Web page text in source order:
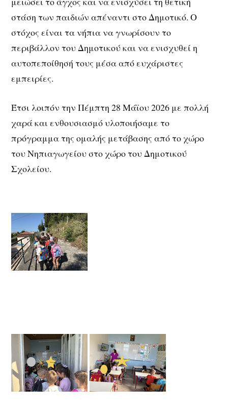
στάση των παιδιών απέναντι στο Δημοτικό. Ο
στόχος είναι τα νήπια να γνωρίσουν το
περιβάλλον του Δημοτικού και να ενισχυθεί η
αυτοπεποίθησή τους μέσα από ευχάριστες
εμπειρίες.
Έτσι λοιπόν την Πέμπτη 28 Μάϊου 2026 με πολλή
χαρά και ενθουσιασμό υλοποιήσαμε το
πρόγραμμα της ομαλής μετάβασης από το χώρο
του Νηπιαγωγείου στο χώρο του Δημοτικού
Σχολείου.